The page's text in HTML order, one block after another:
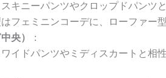
キニーパンツやクロップドパンツ
フェミニンコーデに、ローファー
央）
：
イドパンツやミディスカートと相性